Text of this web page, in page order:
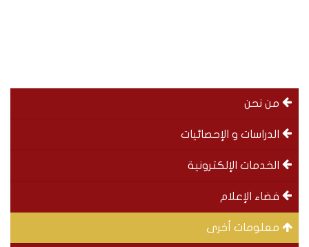
menu
left
من نحن
الدراسات و الإحصائيات
الخدمات الإلكترونية
فضاء الإعلام
معلومات أخرى